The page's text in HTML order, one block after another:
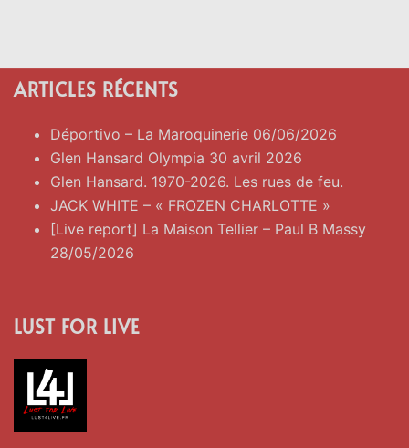
ARTICLES RÉCENTS
Déportivo – La Maroquinerie 06/06/2026
Glen Hansard Olympia 30 avril 2026
Glen Hansard. 1970-2026. Les rues de feu.
JACK WHITE – « FROZEN CHARLOTTE »
[Live report] La Maison Tellier – Paul B Massy
28/05/2026
LUST FOR LIVE